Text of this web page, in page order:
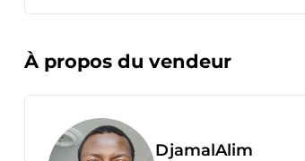
À propos du vendeur
DjamalAlim